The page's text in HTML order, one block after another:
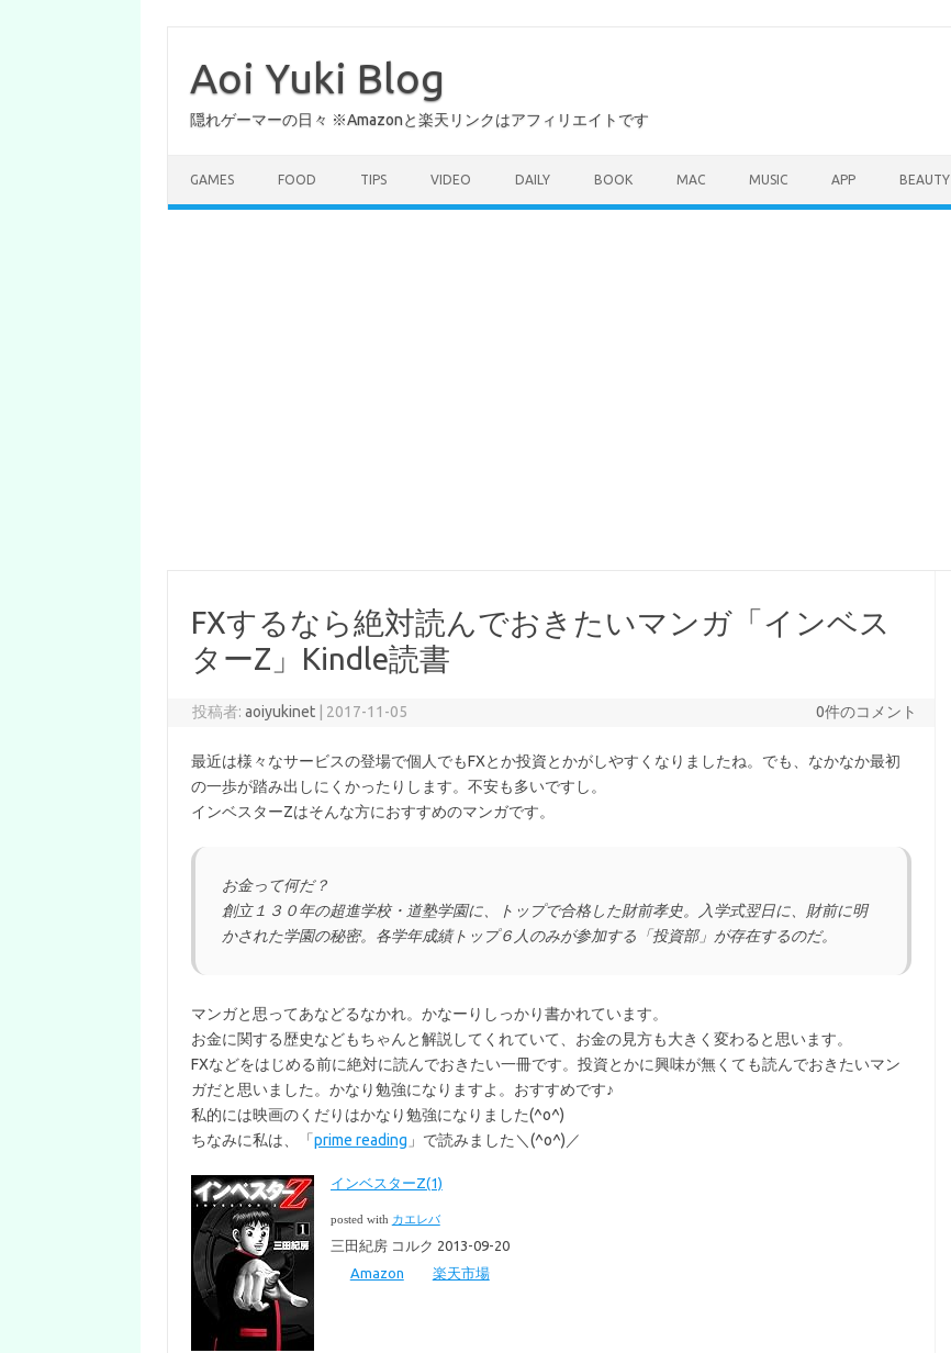
Aoi Yuki Blog
隠れゲーマーの日々 ※Amazonと楽天リンクはアフィリエイトです
GAMES FOOD TIPS VIDEO DAILY BOOK MAC MUSIC APP BEAUTY
FXするなら絶対読んでおきたいマンガ「インベス
ターZ」Kindle読書
投稿者:aoiyukinet 2017-11-05 0件のコメント
最近は様々なサービスの登場で個人でもFXとか投資とかがしやすくなりましたね。でも、なかなか最初
の一歩が踏み出しにくかったりします。不安も多いですし。
インベスターZはそんな方におすすめのマンガです。
お金って何だ？
創立１３０年の超進学校・道塾学園に、トップで合格した財前孝史。入学式翌日に、財前に明
かされた学園の秘密。各学年成績トップ６人のみが参加する「投資部」が存在するのだ。
マンガと思ってあなどるなかれ。かなーりしっかり書かれています。
お金に関する歴史などもちゃんと解説してくれていて、お金の見方も大きく変わると思います。
FXなどをはじめる前に絶対に読んでおきたい一冊です。投資とかに興味が無くても読んでおきたいマン
ガだと思いました。かなり勉強になりますよ。おすすめです♪
私的には映画のくだりはかなり勉強になりました(^o^)
ちなみに私は、「prime reading 」で読みました＼(^o^)／
インベスターZ(1)
posted with カエレバ
三田紀房 コルク 2013-09-20
Amazon
楽天市場